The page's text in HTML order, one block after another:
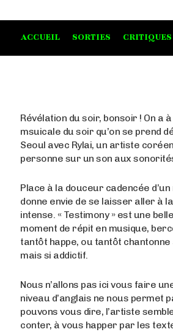
ACCUEIL SORTIES
Révélation du soir, bonsoir ! On a
msuicale du soir qu’on se prend
Seoul avec Rylai, un artiste
personne sur un son aux
Place à la douceur cadencée
donne envie de se laisser aller à
intense. « Testimony » est une
moment de répit en musique,
tantôt happe, ou tantôt
mais si addictif.
Nous n’allons pas ici vous faire
niveau d’anglais ne nous permet
pouvons vous dire, l’artiste
conter, à vous happer par les